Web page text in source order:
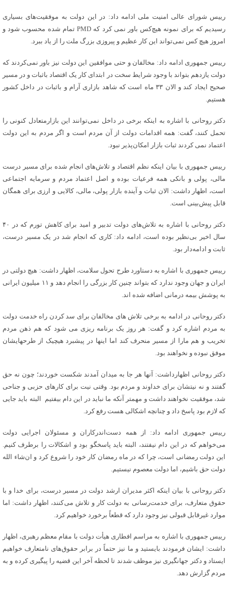
رییس شورای عالی امنیت ملی ادامه داد: در این دولت به موفقیت‌های بسیاری
رسیدیم که برای نمونه هیچ‌کس باور نمی کرد که PMD تمام شده محسوب شود و
امروز هیچ کس نمی‌تواند این کار عظیم و پیروزی بزرگ ملت را از یاد ببرد.
رییس جمهوری ادامه داد: مخالفان و حتی موافقین این دولت نیز باور نمی‌کردند که
دولت یازدهم بتواند با وجود شرایط سخت در ابتدای کار یک اقتصاد باثبات و در مسیر
صحیح ایجاد کند و الان ۳۳ ماه است که شاهد بازاری آرام و باثبات در داخل کشور
هستیم.
دکتر روحانی با اشاره به اینکه برخی در داخل نمی‌توانند این بازارمتعادل کنونی را
تحمل کنند، گفت: همه اقدامات دولت از آن مردم است و اگر مردم به این دولت
اعتماد نمی کردند ثبات بازار امکان‌پذیر نبود.
رییس جمهوری با بیان اینکه نظم اقتصاد و تلاش‌های انجام شده برای مسیر درست
مالی، پولی و بانکی همه فرعیات بوده و اصل اعتماد مردم و سرمایه اجتماعی
است، اظهار داشت: الان ثبات و آینده بازار پولی، مالی، کالایی و ارزی برای همگان
قابل پیش‌بینی است.
دکتر روحانی با اشاره به تلاش‌های دولت تدبیر و امید برای کاهش تورم که در ۴۰
سال اخیر بی‌نظیر بوده است،‌ ادامه داد: کاری که انجام شد در یک مسیر درست،
‌ثابت و ادامه‌دار بود.
رییس جمهوری با اشاره به دستاورد طرح تحول سلامت، اظهار داشت: هیچ دولتی در
ایران و جهان وجود ندارد که بتواند چنین کار بزرگی را انجام دهد و ۱۱ میلیون ایرانی
به پوشش بیمه درمانی اضافه شده اند.
دکتر روحانی در ادامه به برخی تلاش های مخالفان برای سد کردن راه خدمت دولت
به مردم اشاره کرد و گفت: هر روز یک برنامه ریزی می شود که هم ذهن مردم
تخریب و هم مارا از مسیر منحرف کند اما اینها در پیشبرد هیچیک از طرحهایشان
موفق نبوده و نخواهند بود.
دکتر روحانی اظهارداشت: آنها هر جا به میدان آمدند شکست خوردند؛ چون نه حق
گفتند و نه نیتشان برای خداوند و مردم بود. وقتی نیت برای کارهای حزبی و جناحی
شد، موفقیت نخواهند داشت و مهمتر آنکه ما نباید در این دام بیفتیم البته باید جایی
که لازم بود پاسخ داد و چنانچه اشکالی هست رفع کرد.
رییس جمهوری ادامه داد: از همه دست‌اندرکاران و مسئولان اجرایی دولت
می‌خواهم که در این دام نیفتند، البته باید پاسخگو بود و اشکالات را برطرف کنیم.
این دولت رمضانی است، چرا که در ماه رمضان کار خود را شروع کرد و ان‌شاء الله
دولت حق باشیم، اما دولت معصوم نیستیم.
دکتر روحانی با بیان اینکه اکثر مدیران ارشد دولت در مسیر درست، برای خدا و با
حقوق متعارف، برای خدمت‌رسانی به دولت کار و تلاش می‌کنند، اظهار داشت: اما
موارد غیرقابل قبولی نیز وجود دارد که قطعاً برخورد خواهیم کرد.
رییس جمهوری با اشاره به مراسم افطاری هیأت دولت با مقام معظم رهبری، اظهار
داشت: ایشان فرمودند بایستید و ما نیز حتماً در برابر حقوق‌های نامتعارف خواهیم
ایستاد و دکتر جهانگیری نیز موظف شدند تا لحظه آخر این قضیه را پیگیری کرده و به
مردم گزارش دهد.